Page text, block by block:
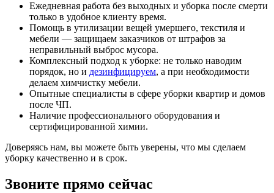
Ежедневная работа без выходных и уборка после смерти
только в удобное клиенту время.
Помощь в утилизации вещей умершего, текстиля и
мебели — защищаем заказчиков от штрафов за
неправильный выброс мусора.
Комплексный подход к уборке: не только наводим
порядок, но и дезинфицируем, а при необходимости
делаем химчистку мебели.
Опытные специалисты в сфере уборки квартир и домов
после ЧП.
Наличие профессионального оборудования и
сертифицированной химии.
Доверяясь нам, вы можете быть уверены, что мы сделаем
уборку качественно и в срок.
Звоните прямо сейчас